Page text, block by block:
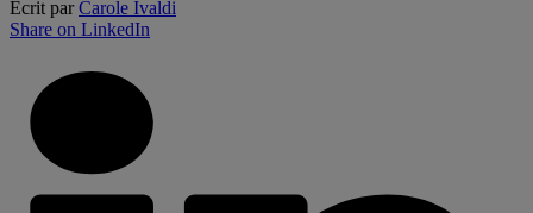
Ecrit parCarole Ivaldi
Share on LinkedIn